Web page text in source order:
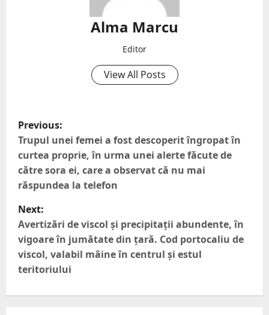
Alma Marcu
Editor
View All Posts
Previous:
Trupul unei femei a fost descoperit îngropat în
curtea proprie, în urma unei alerte făcute de
către sora ei, care a observat că nu mai
răspundea la telefon
Next:
Avertizări de viscol și precipitații abundente, în
vigoare în jumătate din țară. Cod portocaliu de
viscol, valabil mâine în centrul și estul
teritoriului